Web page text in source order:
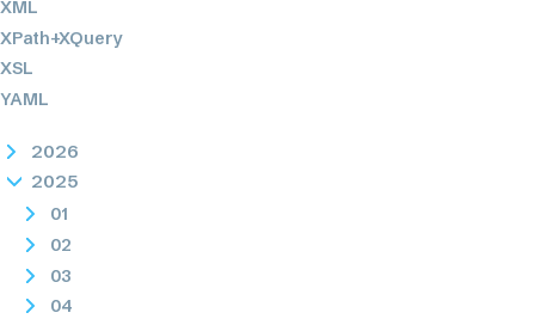
XML
XPath+XQuery
XSL
YAML
2026
2025
01
02
03
04